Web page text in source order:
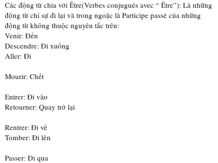
Các động từ chia với Être(Verbes conjugués avec “ Être”): Là những
động từ chỉ sự đi lại và trong ngoặc là Participe passé của những
động từ không thuộc nguyên tắc trên:
Venir: Đến
Descendre: Đi xuống
Aller: Đi
Mourir: Chết
Entrer: Đi vào
Retourner: Quay trở lại
Rentrer: Đi về
Tomber: Đi lên
Passer: Đi qua